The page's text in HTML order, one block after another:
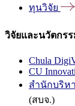
ทุนวิจัย
วิจัยและนวัตกร
Chula
CU
สำนักบริห
(สบจ.)